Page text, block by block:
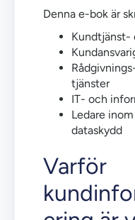
Denna e-bok är
Kundtjänst-
tjänster
IT- och
Ledare
dataskydd
Varför